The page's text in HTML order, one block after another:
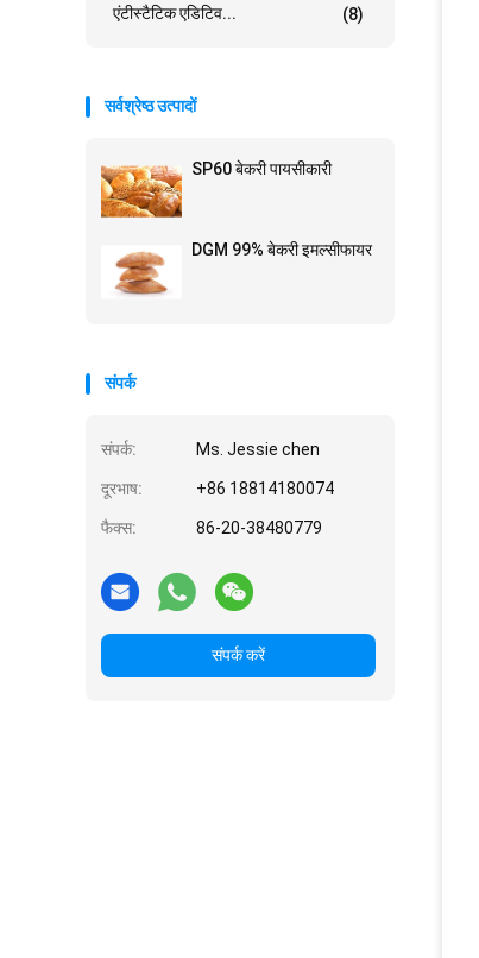
एंटीस्टैटिक एडिटिव... (8)
सर्वश्रेष्ठ उत्पादों
SP60 बेकरी पायसीकारी
DGM 99% बेकरी इमल्सीफायर
संपर्क
संपर्क: Ms. Jessie chen
दूरभाष: +86 18814180074
फैक्स: 86-20-38480779
संपर्क करें